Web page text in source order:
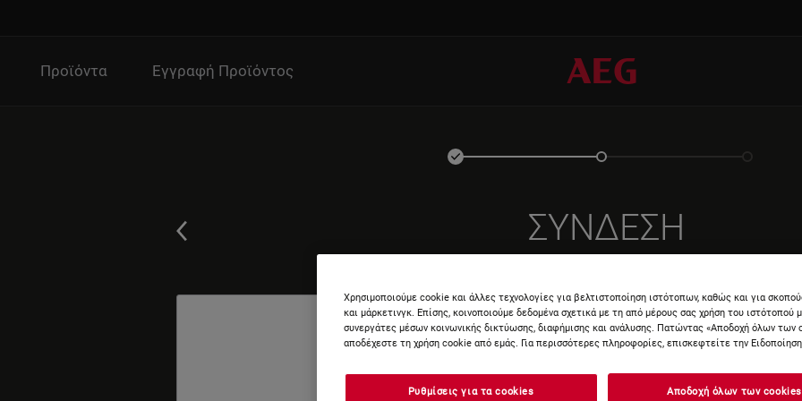
Προϊόντα Εγγραφή Προϊόντος
ΣΎΝΔΕΣΗ
Χρησιμοποιούμε cookie και άλλες τεχνολογίες για βελτιστοποίηση ιστότοπων, καθώς και για
και μάρκετινγκ. Επίσης, κοινοποιούμε δεδομένα σχετικά με τη από μέρους σας χρήση του ιστότοπού
συνεργάτες μέσων κοινωνικής δικτύωσης, διαφήμισης και ανάλυσης. Πατώντας «Αποδοχή όλων των
αποδέχεστε τη χρήση cookie από εμάς. Για περισσότερες πληροφορίες, επισκεφτείτε την
Ρυθμίσεις για τα cookies Αποδοχή όλων των cookies